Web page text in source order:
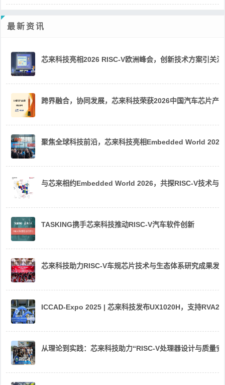
最新资讯
芯来科技亮相2026 RISC-V欧洲峰会，创新技术方案引关注
跨界融合，协同发展，芯来科技荣获2026中国汽车芯片产
聚焦全球科技前沿，芯来科技亮相Embedded World 2026
与芯来相约Embedded World 2026，共探RISC-V技术与
TASKING携手芯来科技推动RISC-V汽车软件创新
芯来科技助力RISC-V车规芯片技术与生态体系研究成果发
ICCAD-Expo 2025 | 芯来科技发布UX1020H，支持
从理论到实践：芯来科技助力“RISC-V处理器设计与质量